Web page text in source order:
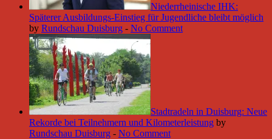
Niederrheinische IHK:
Späterer Ausbildungs-Einstieg für Jugendliche bleibt möglich
by Rundschau Duisburg - No Comment
Stadtradeln in Duisburg: Neue
Rekorde bei Teilnehmern und Kilometerleistung by
Rundschau Duisburg - No Comment